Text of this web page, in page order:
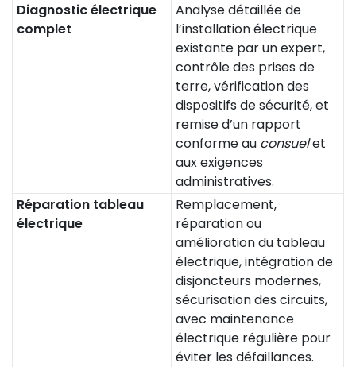
Diagnostic électrique
complet
Analyse détaillée de
l’installation électrique
existante par un expert,
contrôle des prises de
terre, vérification des
dispositifs de sécurité, et
remise d’un rapport
conforme au consuelet
aux exigences
administratives.
Réparation tableau
électrique
Remplacement,
réparation ou
amélioration du tableau
électrique, intégration de
disjoncteurs modernes,
sécurisation des circuits,
avec maintenance
électrique régulière pour
éviter les défaillances.